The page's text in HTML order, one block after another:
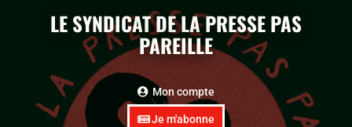
LE SYNDICAT DE LA PRESSE PAS
PAREILLE
Mon compte
Je m'abonne